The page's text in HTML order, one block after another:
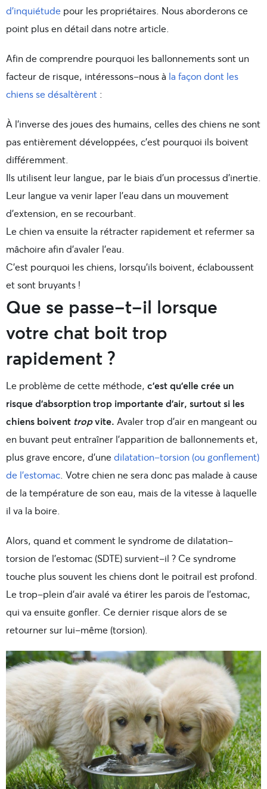
d’inquiétude pour les propriétaires. Nous aborderons ce
point plus en détail dans notre article.
Afin de comprendre pourquoi les ballonnements sont un
facteur de risque, intéressons-nous à la façon dont les
chiens se désaltèrent :
À l’inverse des joues des humains, celles des chiens ne sont
pas entièrement développées, c’est pourquoi ils boivent
différemment.
Ils utilisent leur langue, par le biais d’un processus d’inertie.
Leur langue va venir laper l’eau dans un mouvement
d’extension, en se recourbant.
Le chien va ensuite la rétracter rapidement et refermer sa
mâchoire afin d’avaler l’eau.
C’est pourquoi les chiens, lorsqu’ils boivent, éclaboussent
et sont bruyants !
Que se passe-t-il lorsque
votre chat boit trop
rapidement ?
Le problème de cette méthode, c’est qu’elle crée un
risque d’absorption trop importante d’air, surtout si les
chiens boivent tropvite. Avaler trop d’air en mangeant ou
en buvant peut entraîner l’apparition de ballonnements et,
plus grave encore, d’unedilatation-torsion (ou gonflement)
de l’estomac. Votre chien ne sera donc pas malade à cause
de la température de son eau, mais de la vitesse à laquelle
il va la boire.
Alors, quand et comment le syndrome de dilatation-
torsion de l’estomac (SDTE) survient-il ? Ce syndrome
touche plus souvent les chiens dont le poitrail est profond.
Le trop-plein d’air avalé va étirer les parois de l’estomac,
qui va ensuite gonfler. Ce dernier risque alors de se
retourner sur lui-même (torsion).